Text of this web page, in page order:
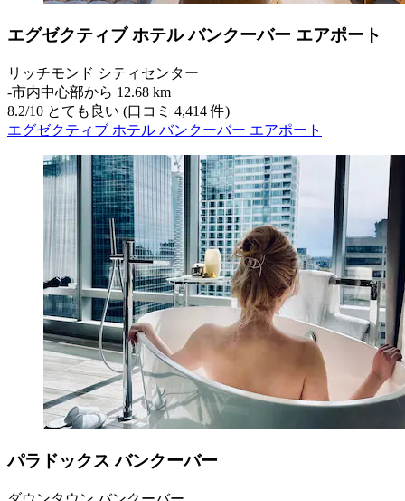
エグゼクティブ ホテル バンクーバー エアポート
リッチモンド シティセンター
‐市内中心部から 12.68 km
8.2/10 とても良い (口コミ 4,414 件)
エグゼクティブ ホテル バンクーバー エアポート
パラドックス バンクーバー